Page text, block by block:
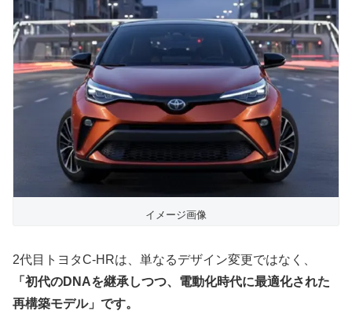
イメージ画像
2代目トヨタC-HRは、単なるデザイン変更ではなく、
「初代のDNAを継承しつつ、電動化時代に最適化された
再構築モデル」です。